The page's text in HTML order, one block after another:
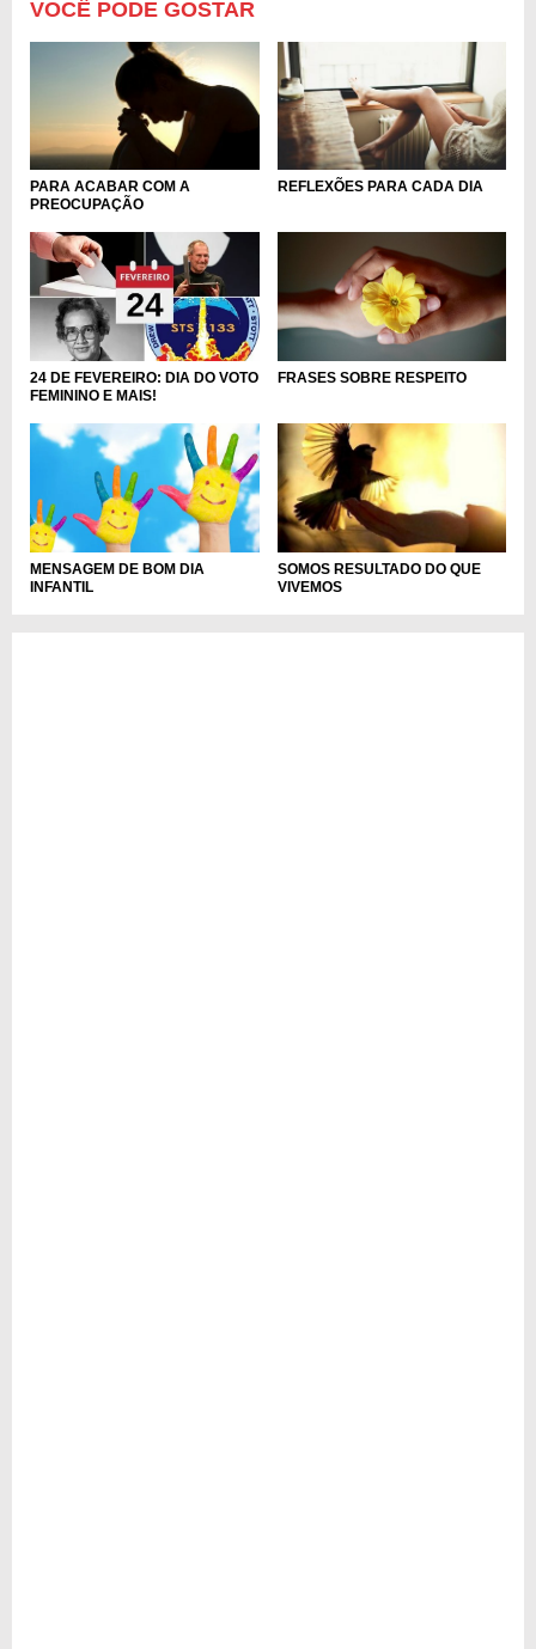
VOCÊ PODE GOSTAR
PARA ACABAR COM A
PREOCUPAÇÃO
REFLEXÕES PARA CADA DIA
24 DE FEVEREIRO: DIA DO VOTO
FEMININO E MAIS!
FRASES SOBRE RESPEITO
MENSAGEM DE BOM DIA
INFANTIL
SOMOS RESULTADO DO QUE
VIVEMOS